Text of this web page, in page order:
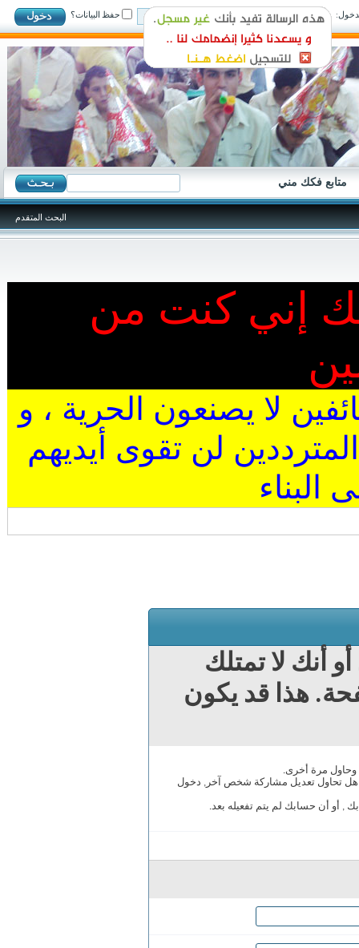
حفظ البيانات؟
متابع فكك مني
البحث المتقدم
إني كنت من
لا يصنعون الحرية ، و
لن تقوى أيديهم
أنك لا تمتلك
هذا قد يكون
مرة أخرى.
تحاول تعديل مشاركة شخص آخر, دخول
أو أن حسابك لم يتم تفعيله بعد.